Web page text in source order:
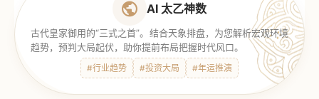
AI 太乙神数
古代皇家御用的“三式之首”。结合天象排盘，为您解析宏观环境
趋势，预判大局起伏，助你提前布局把握时代风口。
#行业趋势 #投资大局 #年运推演